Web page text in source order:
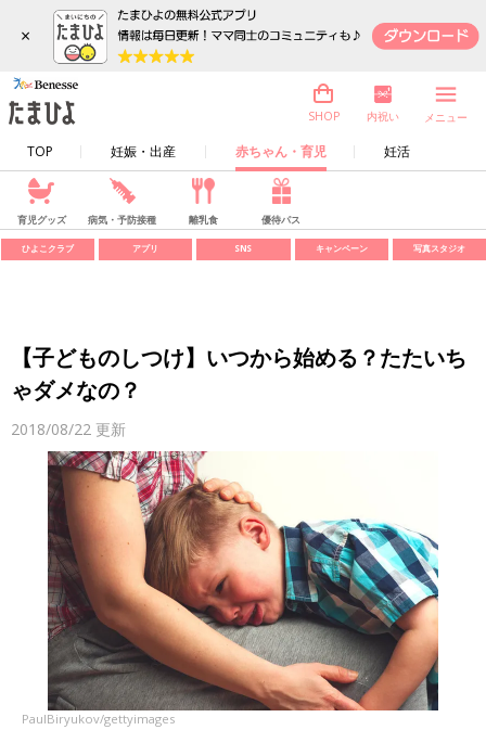
×
TOP 妊娠・出産 赤ちゃん・育児 妊活
SHOP 内祝い メニュー
育児グッズ 病気・予防接種 離乳食 優待パス
ひよこクラブ アプリ SNS キャンペーン 写真スタジオ
【子どものしつけ】いつから始める？たたいち
ゃダメなの？
2018/08/22 更新
PaulBiryukov/gettyimages